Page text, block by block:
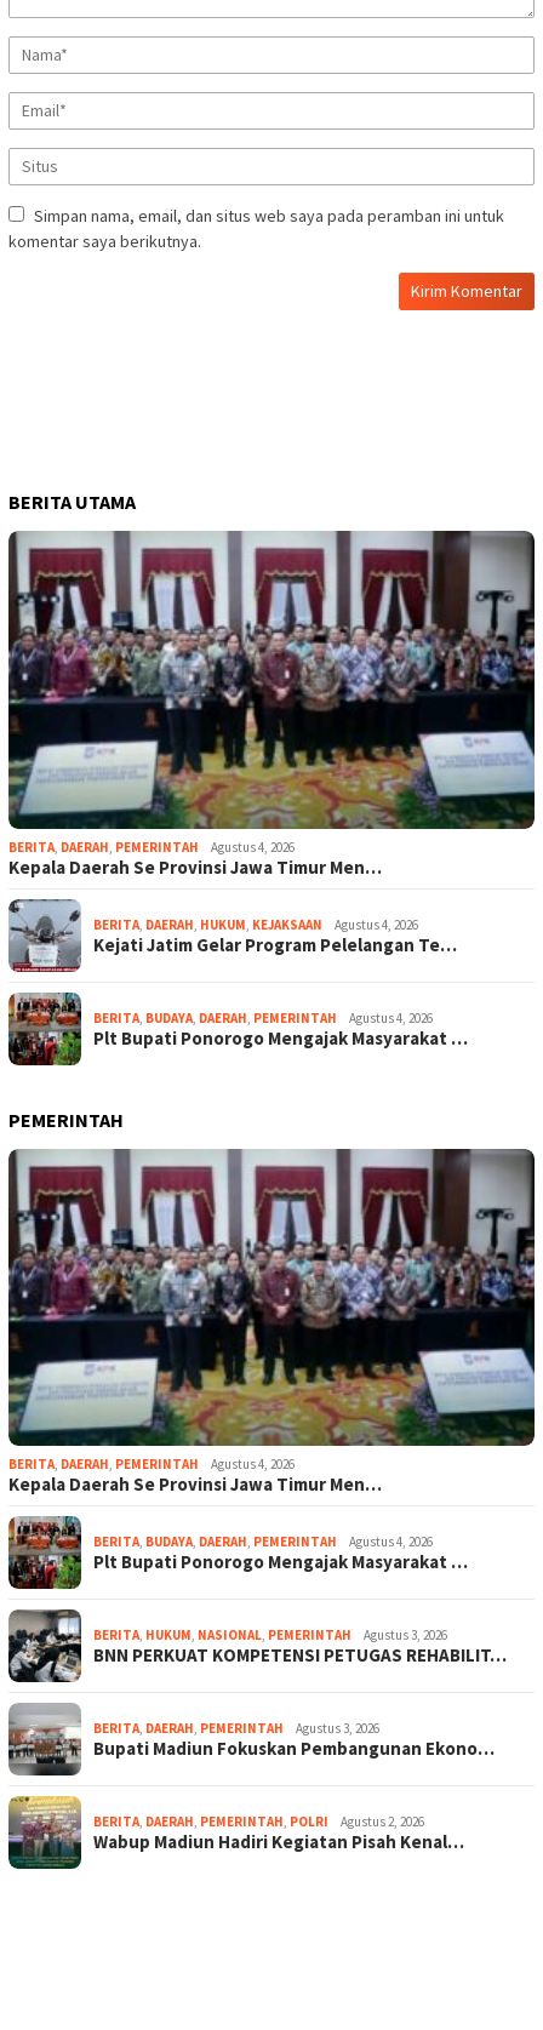
Simpan nama, email, dan situs web saya pada peramban ini untuk
komentar saya berikutnya.
BERITA UTAMA
BERITA DAERAH PEMERINTAH Agustus 4, 2026
Kepala Daerah Se Provinsi Jawa Timur Men…
BERITA DAERAH HUKUM KEJAKSAAN Agustus 4, 2026
Kejati Jatim Gelar Program Pelelangan Te…
BERITA BUDAYA DAERAH PEMERINTAH Agustus 4, 2026
Plt Bupati Ponorogo Mengajak Masyarakat …
PEMERINTAH
BERITA, DAERAH, PEMERINTAH Agustus 4, 2026
Kepala Daerah Se Provinsi Jawa Timur Men…
BERITA, BUDAYA, DAERAH, PEMERINTAH Agustus 4, 2026
Plt Bupati Ponorogo Mengajak Masyarakat …
BERITA, HUKUM, NASIONAL, PEMERINTAH Agustus 3, 2026
BNN PERKUAT KOMPETENSI PETUGAS REHABILIT…
BERITA, DAERAH, PEMERINTAH Agustus 3, 2026
Bupati Madiun Fokuskan Pembangunan Ekono…
BERITA, DAERAH, PEMERINTAH, POLRI Agustus 2, 2026
Wabup Madiun Hadiri Kegiatan Pisah Kenal…